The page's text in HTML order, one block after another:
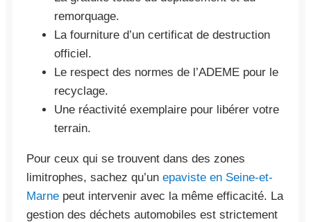
remorquage.
La fourniture d’un certificat de destruction
officiel.
Le respect des normes de l’ADEME pour le
recyclage.
Une réactivité exemplaire pour libérer votre
terrain.
Pour ceux qui se trouvent dans des zones
limitrophes, sachez qu’un epaviste en Seine-et-
Marne peut intervenir avec la même efficacité. La
gestion des déchets automobiles est strictement